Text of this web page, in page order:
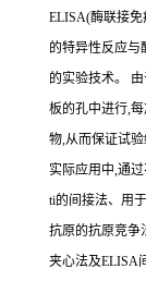
ELISA(酶联接免
的特异性反应与
的实验技术。
由
板的孔中进行,
物,从而保证试验
实际应用中,通
ti的间接法、用
抗原的抗原竞争
夹心法及ELISA